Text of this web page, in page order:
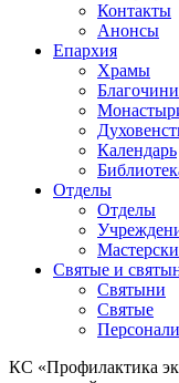
Контакты
Анонсы
Епархия
Храмы
Календарь
Отделы
Отделы
Святые и
Cвятыни
Cвятые
КС «Профилактика